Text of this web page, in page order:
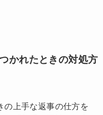
かれたときの対処方
の上手な返事の仕方を